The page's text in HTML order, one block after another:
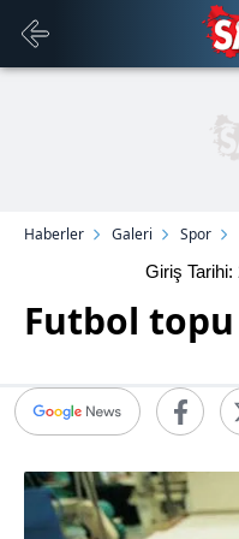
Haberler Galeri Spor
Giriş Tarihi:
Futbol topu